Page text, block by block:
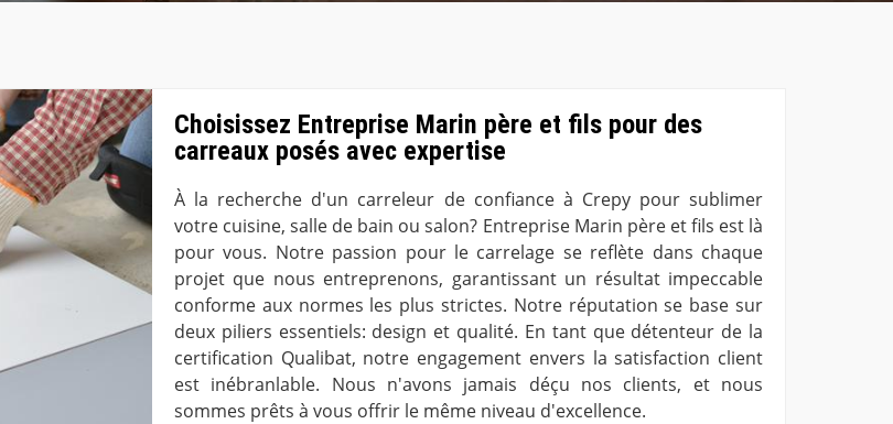
Choisissez Entreprise Marin père et fils pour des
carreaux posés avec expertise
À la recherche d'un carreleur de confiance à Crepy pour sublimer
votre cuisine, salle de bain ou salon? Entreprise Marin père et fils est là
pour vous. Notre passion pour le carrelage se reflète dans chaque
projet que nous entreprenons, garantissant un résultat impeccable
conforme aux normes les plus strictes. Notre réputation se base sur
deux piliers essentiels: design et qualité. En tant que détenteur de la
certification Qualibat, notre engagement envers la satisfaction client
est inébranlable. Nous n'avons jamais déçu nos clients, et nous
sommes prêts à vous offrir le même niveau d'excellence.